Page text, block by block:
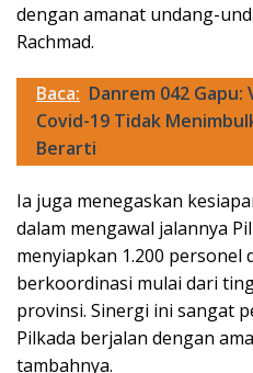
dengan amanat undang-
Rachmad.
Baca: Danrem 042 Gapu:
Covid-19 Tidak
Berarti
Ia juga menegaskan
dalam mengawal jalannya
menyiapkan 1.200 personel
berkoordinasi mulai dari
provinsi. Sinergi ini sangat
Pilkada berjalan dengan
tambahnya.